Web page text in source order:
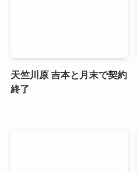
天竺川原 吉本と月末で契約
終了